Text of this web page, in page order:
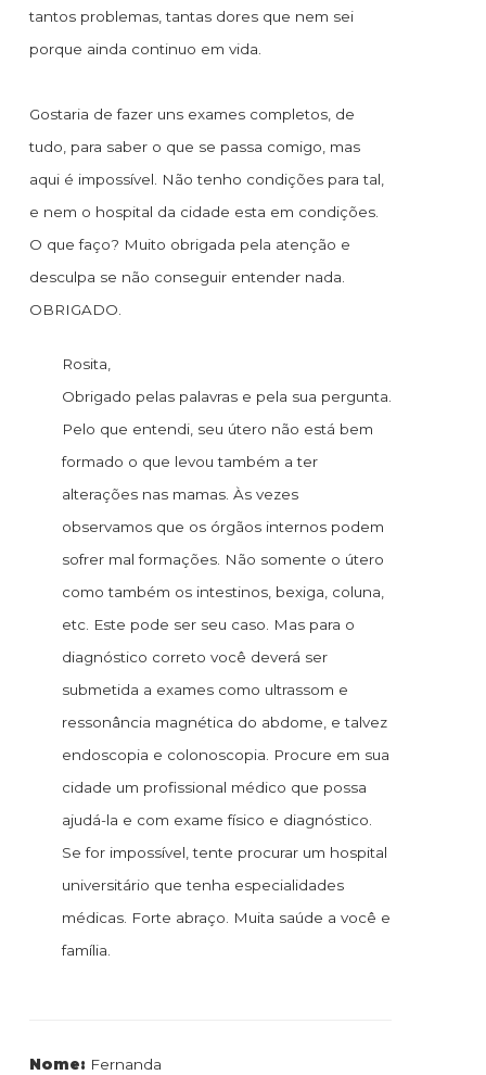
tantos problemas, tantas dores que nem sei
porque ainda continuo em vida.
Gostaria de fazer uns exames completos, de
tudo, para saber o que se passa comigo, mas
aqui é impossível. Não tenho condições para tal,
e nem o hospital da cidade esta em condições.
O que faço? Muito obrigada pela atenção e
desculpa se não conseguir entender nada.
OBRIGADO.
Rosita,
Obrigado pelas palavras e pela sua pergunta.
Pelo que entendi, seu útero não está bem
formado o que levou também a ter
alterações nas mamas. Às vezes
observamos que os órgãos internos podem
sofrer mal formações. Não somente o útero
como também os intestinos, bexiga, coluna,
etc. Este pode ser seu caso. Mas para o
diagnóstico correto você deverá ser
submetida a exames como ultrassom e
ressonância magnética do abdome, e talvez
endoscopia e colonoscopia. Procure em sua
cidade um profissional médico que possa
ajudá-la e com exame físico e diagnóstico.
Se for impossível, tente procurar um hospital
universitário que tenha especialidades
médicas. Forte abraço. Muita saúde a você e
família.
Nome: Fernanda